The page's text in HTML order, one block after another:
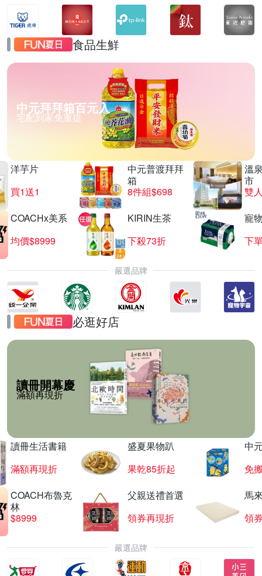
食品生鮮
中元拜拜箱百元入
宅配到家免重提
洋芋片
買1送1
中元普渡拜拜
箱
8件組$698
溫
市
COACHx美系
均價$8999
KIRIN生茶
下殺73折
寵
下
嚴選品牌
必逛好店
讀冊開幕慶
滿額再現折
讀冊生活書籍
滿額再現折
盛夏果物趴
果乾85折起
中
免
COACH布魯克
林
$8999
父親送禮首選
領券再現折
馬
領
嚴選品牌